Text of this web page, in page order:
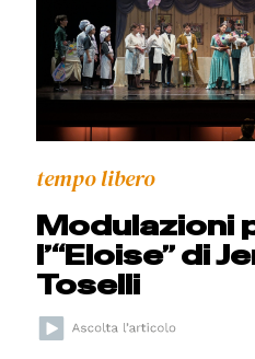
tempo libero
Modulazioni
l’“Eloise” di
Toselli